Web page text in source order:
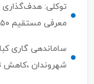
معرفی مستقیم ۵۰ نفر برتر به بازار کار
ساماندهی گاری
شهروندان ،کاهش